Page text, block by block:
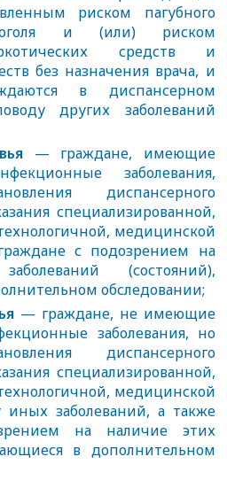
риском пагубного
и (или) риском
средств и
без назначения врача, и
в диспансерном
других заболеваний
— граждане, имеющие
заболевания,
диспансерного
специализированной,
медицинской
с подозрением на
(состояний),
обследовании;
— граждане, не имеющие
заболевания, но
диспансерного
специализированной,
медицинской
заболеваний, а также
на наличие этих
в дополнительном